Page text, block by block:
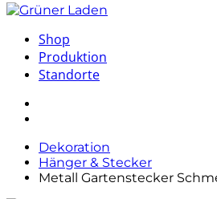
Shop
Produktion
Standorte
Dekoration
Hänger & Stecker
Metall Gartenstecker